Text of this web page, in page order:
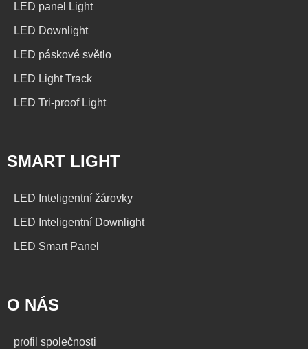
LED panel Light
LED Downlight
LED páskové světlo
LED Light Track
LED Tri-proof Light
SMART LIGHT
LED Inteligentní žárovky
LED Inteligentní Downlight
LED Smart Panel
O NÁS
profil společnosti